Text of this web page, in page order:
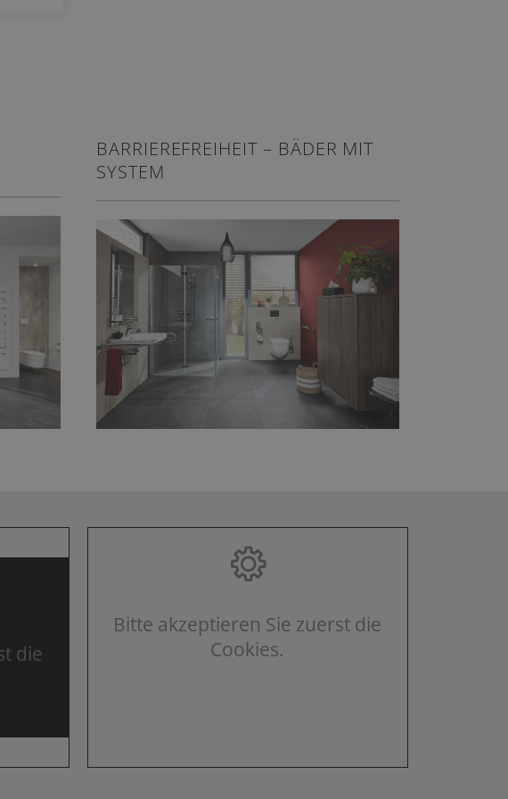
BARRIEREFREIHEIT – BÄDER MIT
SYSTEM
die
Bitte akzeptieren Sie zuerst die
Cookies.